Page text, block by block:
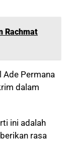
Rachmat
Permana
dalam
ini adalah
rasa